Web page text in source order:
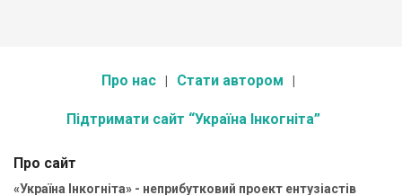
Про нас Стати автором
Підтримати сайт “Україна Інкогніта”
Про сайт
«Україна Інкогніта» - неприбутковий проект ентузіастів